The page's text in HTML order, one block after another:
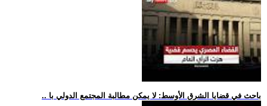
.. باحث في قضايا الشرق الأوسط: لا يمكن مطالبة المجتمع الدولي با